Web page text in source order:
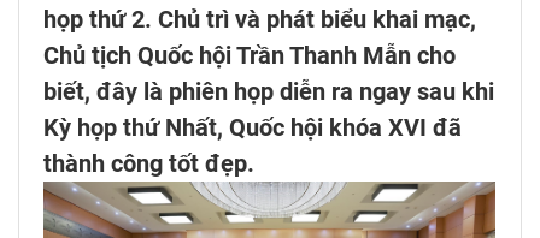
họp thứ 2. Chủ trì và phát biểu khai mạc,
Chủ tịch Quốc hội Trần Thanh Mẫn cho
biết, đây là phiên họp diễn ra ngay sau khi
Kỳ họp thứ Nhất, Quốc hội khóa XVI đã
thành công tốt đẹp.